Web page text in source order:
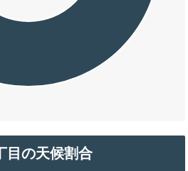
目の天候割合